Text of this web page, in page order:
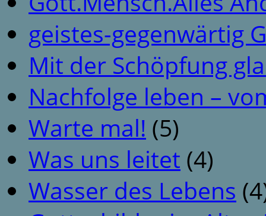
geistes-gegenwärtig
Mit der Schöpfung
Nachfolge leben –
Warte mal! (5)
Was uns leitet (4)
Wasser des Lebens